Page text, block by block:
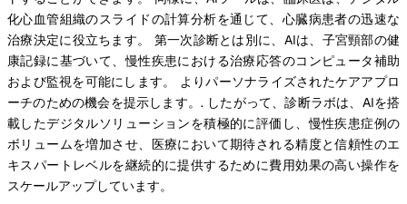
化心血管組織のスライドの計算分析を通じて、心臓病患者の迅速な
治療決定に役立ちます。 第一次診断とは別に、AIは、子宮頸部の健
康記録に基づいて、慢性疾患における治療応答のコンピュータ補助
および監視を可能にします。 よりパーソナライズされたケアアプロ
ーチのための機会を提示します。. したがって、診断ラボは、AIを搭
載したデジタルソリューションを積極的に評価し、慢性疾患症例の
ボリュームを増加させ、医療において期待される精度と信頼性のエ
キスパートレベルを継続的に提供するために費用効果の高い操作を
スケールアップしています。